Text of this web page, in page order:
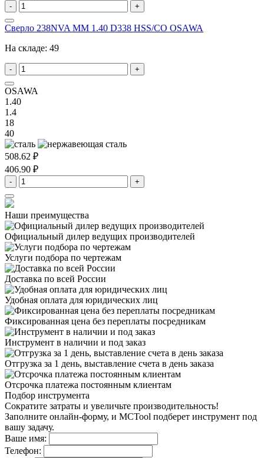
- +
Сверло 238NVA MM 1.40 D338 HSS/CO OSAWA
На складе: 49
- +
OSAWA
1.40
1.4
18
40
508.62 ₽
406.90 ₽
- +
Наши преимущества
Официальный дилер ведущих производителей
Услуги подбора по чертежам
Доставка по всей России
Удобная оплата для юридических лиц
Фиксированная цена без переплаты посредникам
Инструмент в наличии и под заказ
Отгрузка за 1 день, выставление счета в день заказа
Отсрочка платежа постоянным клиентам
Подбор инструмента
Сократите затраты и увеличьте производительность!
Заполните онлайн-форму, и MCTool подберет инструмент под
вашу задачу.
Ваше имя:
Телефон: